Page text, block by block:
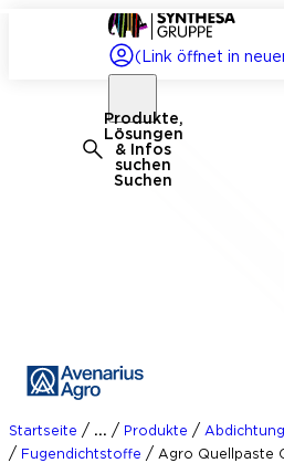
(Link öffnet in
Produkte,
Lösungen
& Infos
suchen
Suchen
Startseite / ... / Produkte /
/ Fugendichtstoffe / Agro Quellpaste